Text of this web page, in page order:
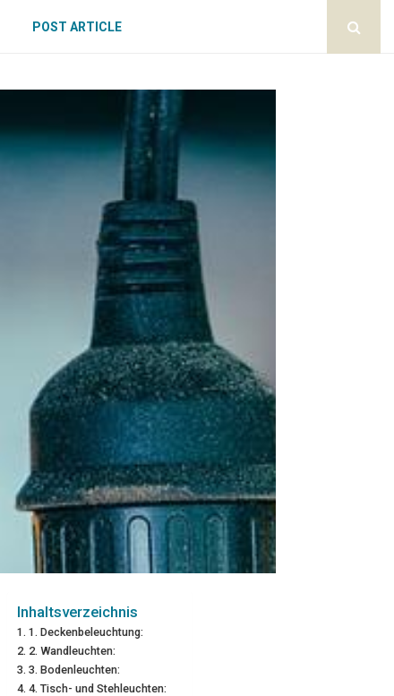
POST ARTICLE
Inhaltsverzeichnis
1. Deckenbeleuchtung:
2. Wandleuchten:
3. Bodenleuchten:
4. Tisch- und Stehleuchten: